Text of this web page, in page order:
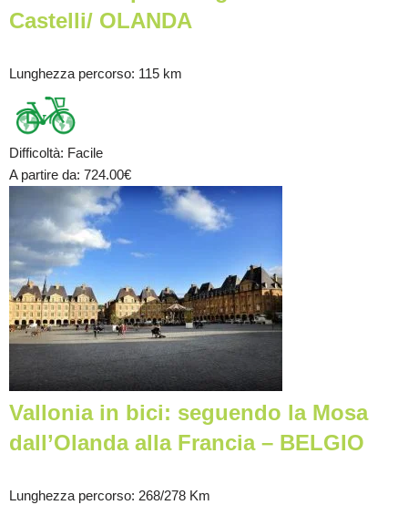
Castelli/ OLANDA
Lunghezza percorso: 115 km
Difficoltà: Facile
A partire da: 724.00€
Vallonia in bici: seguendo la Mosa
dall’Olanda alla Francia – BELGIO
Lunghezza percorso: 268/278 Km